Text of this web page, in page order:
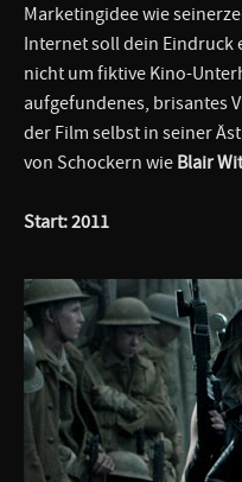
Marketingidee wie
Internet soll dein Eindruck
nicht um fiktive Kino-
aufgefundenes, brisantes
der Film selbst in seiner
von Schockern wie Blair
Start: 2011